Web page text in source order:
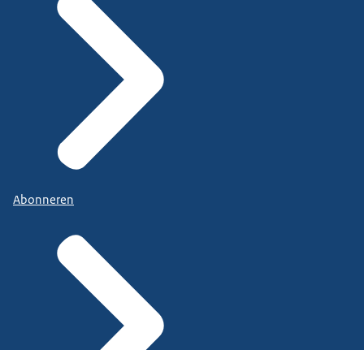
Abonneren